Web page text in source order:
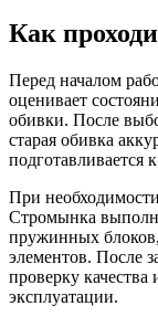
Как
Перед началом
оценивает
обивки. После
старая обивка
подготавливается
При
Стромынка
пружинных
элементов. После
проверку
эксплуатации.